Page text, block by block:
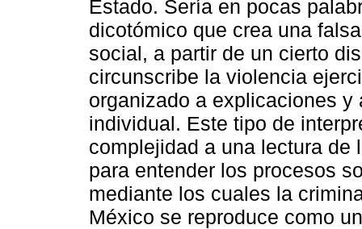
Estado. Sería en pocas
dicotómico que crea una
social, a partir de un cierto
circunscribe la violencia
organizado a explicaciones
individual. Este tipo de
complejidad a una lectura de
para entender los procesos
mediante los cuales la
México se reproduce como